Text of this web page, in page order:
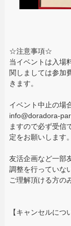
☆注意事項☆
当イベントは入場
関しましては参加
きます。
イベント中止の場
info@doradora-
ますので必ず受信
定をお願いします。
友活企画など一部
調整を行っていな
ご理解頂ける方の
【キャンセルにつ